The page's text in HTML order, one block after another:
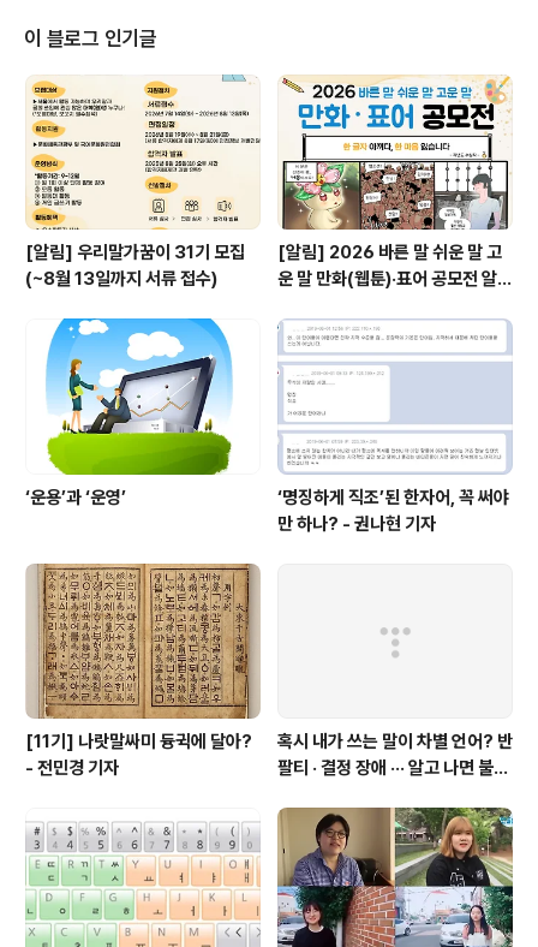
이 블로그 인기글
[알림] 우리말가꿈이 31기 모집
(~8월 13일까지 서류 접수)
[알림] 2026 바른 말 쉬운 말 고
운 말 만화(웹툰)·표어 공모전 알림
‘운용’과 ‘운영’
‘명징하게 직조’된 한자어, 꼭 써야
만 하나? - 권나현 기자
[11기] 나랏말싸미 듕귁에 달아?
- 전민경 기자
혹시 내가 쓰는 말이 차별 언어? 반
팔티 · 결정 장애 ··· 알고 나면 불편